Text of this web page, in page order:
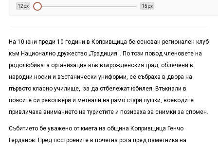
12px 15px
На 10 юни преди 10 години в Копривщица бе основан регионален клуб
към Национално дружество „Традиция“. По този повод членовете на
родолюбивата организация във възрожденския град, облечени в
народни носии и въстанически униформи, се събраха в двора на
първото класно училище, за да отбележат юбилея. Втъкнали в
поясите си револвери и метнали на рамо стари пушки, воеводите
привличаха вниманието на туристите и позираха за снимки за спомен.
Събитието бе уважено от кмета на община Копривщица Генчо
Герданов. Пред построените в почетна рота пред паметника на